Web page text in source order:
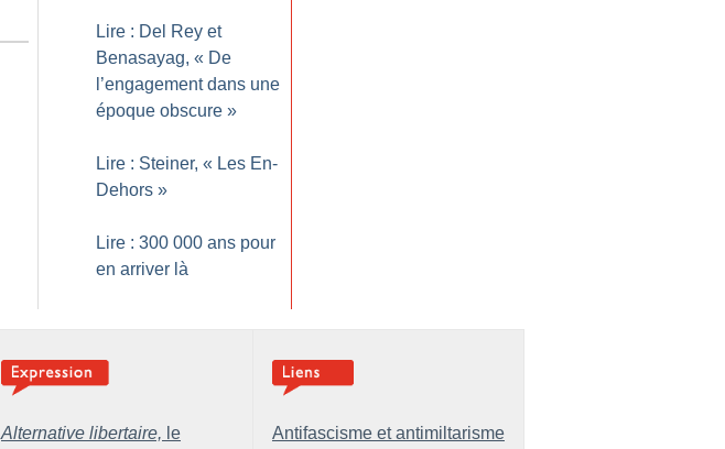
Lire : Del Rey et
Benasayag, « De
l’engagement dans une
époque obscure »
Lire : Steiner, « Les En-
Dehors »
Lire : 300 000 ans pour
en arriver là
Alternative libertaire, le
Antifascisme et antimiltarisme